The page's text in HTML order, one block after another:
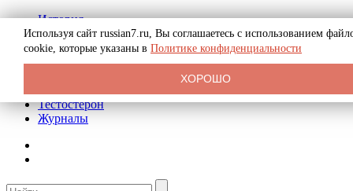
История
Биография
Криминал
Реклама на сайте
Тестостерон
Журналы
Используя сайт russian7.ru, Вы соглашаетесь с использованием
cookie, которые указаны в Политике конфиденциальности
ХОРОШО